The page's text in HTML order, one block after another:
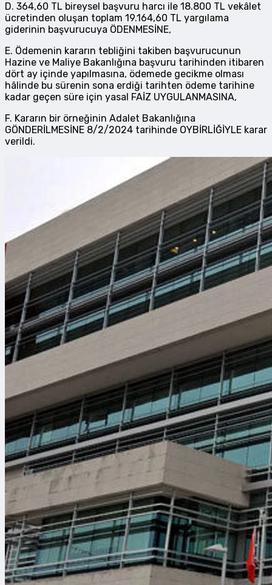
D. 364,60 TL bireysel başvuru harcı ile 18.800 TL vekâlet
ücretinden oluşan toplam 19.164,60 TL yargılama
giderinin başvurucuya ÖDENMESİNE,
E. Ödemenin kararın tebliğini takiben başvurucunun
Hazine ve Maliye Bakanlığına başvuru tarihinden itibaren
dört ay içinde yapılmasına, ödemede gecikme olması
hâlinde bu sürenin sona erdiği tarihten ödeme tarihine
kadar geçen süre için yasal FAİZ UYGULANMASINA,
F. Kararın bir örneğinin Adalet Bakanlığına
GÖNDERİLMESİNE 8/2/2024 tarihinde OYBİRLİĞİYLE karar
verildi.